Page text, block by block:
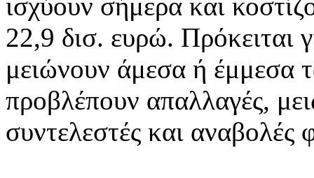
22,9 δισ. ευρώ. Πρόκειται
μειώνουν άμεσα ή έμμεσα
προβλέπουν απαλλαγές,
συντελεστές και